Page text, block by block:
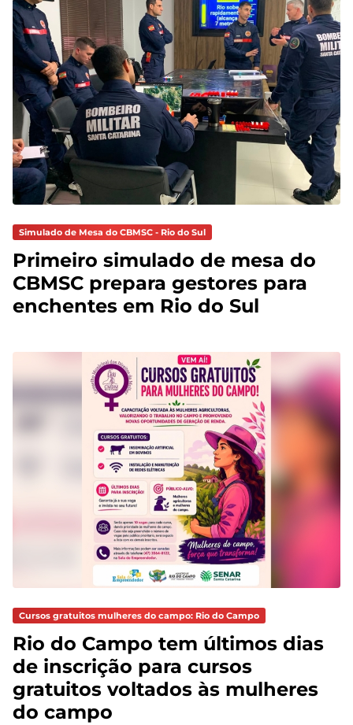
Simulado de Mesa do CBMSC - Rio do Sul
Primeiro simulado de mesa do
CBMSC prepara gestores para
enchentes em Rio do Sul
Cursos gratuitos mulheres do campo: Rio do Campo
Rio do Campo tem últimos dias
de inscrição para cursos
gratuitos voltados às mulheres
do campo